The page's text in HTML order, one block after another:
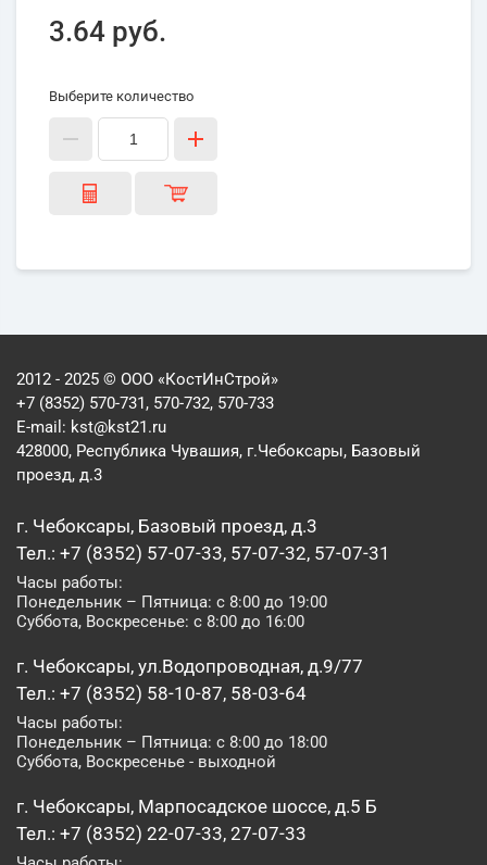
3.64 руб.
Выберите количество
2012 - 2025 © ООО «КостИнСтрой»
+7 (8352) 570-731, 570-732, 570-733
E-mail: kst@kst21.ru
428000, Республика Чувашия, г.Чебоксары, Базовый
проезд, д.3
г. Чебоксары, Базовый проезд, д.3
Тел.: +7 (8352) 57-07-33, 57-07-32, 57-07-31
Часы работы:
Понедельник – Пятница: с 8:00 до 19:00
Суббота, Воскресенье: с 8:00 до 16:00
г. Чебоксары, ул.Водопроводная, д.9/77
Тел.: +7 (8352) 58-10-87, 58-03-64
Часы работы:
Понедельник – Пятница: с 8:00 до 18:00
Суббота, Воскресенье - выходной
г. Чебоксары, Марпосадское шоссе, д.5 Б
Тел.: +7 (8352) 22-07-33, 27-07-33